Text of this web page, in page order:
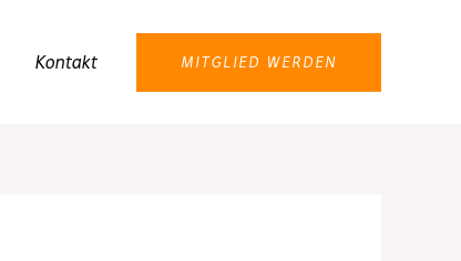
Kontakt MITGLIED WERDEN